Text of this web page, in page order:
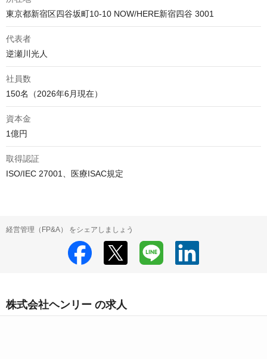
代表者
逆瀬川光人
社員数
150名（2026年6月現在）
資本金
1億円
取得認証
ISO/IEC 27001、医療ISAC規定
経営管理（FP&A） をシェアしましょう
株式会社ヘンリー の求人